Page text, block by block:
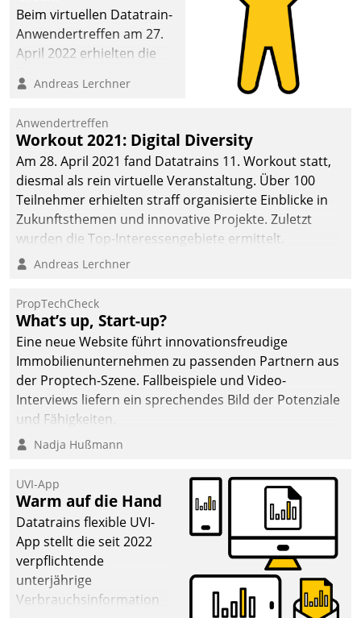
Beim virtuellen Datatrain-
Anwendertreffen am 27.
April 2022 erhielten die
Teilnehmer kurzweilige
Cloud-Strategien und -
Lösungen mit hohem
Zukunftspotenzial.
Andreas Lerchner
Anwendertreffen
Workout 2021: Digital Diversity
Am 28. April 2021 fand Datatrains 11. Workout statt,
diesmal als rein virtuelle Veranstaltung. Über 100
Teilnehmer erhielten straff organisierte Einblicke in
Zukunftsthemen und innovative Projekte. Zuletzt
wurden die Top-Interessengebiete ermittelt.
Andreas Lerchner
PropTechCheck
What’s up, Start-up?
Eine neue Website führt innovationsfreudige
Immobilienunternehmen zu passenden Partnern aus
der Proptech-Szene. Fallbeispiele und Video-
Interviews liefern ein sprechendes Bild der Potenziale
und Fähigkeiten.
Nadja Hußmann
UVI-App
Warm auf die Hand
Datatrains flexible UVI-
App stellt die seit 2022
verpflichtende
unterjährige
Verbrauchsinformation